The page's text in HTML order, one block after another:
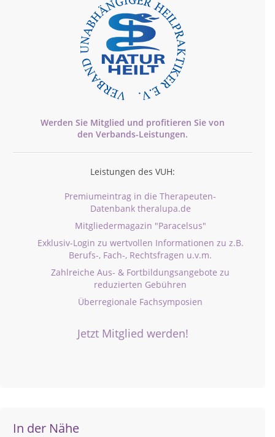
Werden Sie Mitglied und profitieren Sie von
den Verbands-Leistungen.
Leistungen des VUH:
Premiumeintrag in die Therapeuten-
Datenbank theralupa.de
Mitgliedermagazin "Paracelsus"
Exklusiv-Login zu wertvollen Informationen zu z.B.
Berufs-, Fach-, Rechtsfragen u.v.m.
Zahlreiche Aus- & Fortbildungsangebote zu
reduzierten Gebühren
Überregionale Fachsymposien
Jetzt Mitglied werden!
In der Nähe